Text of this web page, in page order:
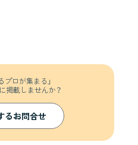
プロが集まる」
掲載しませんか？
るお問合せ